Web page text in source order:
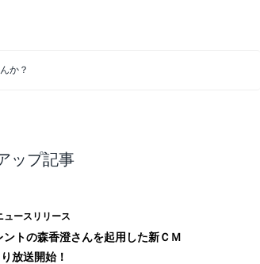
か？
ップ記事
ュースリリース
トの森香澄さんを起用した新ＣＭ
放送開始！